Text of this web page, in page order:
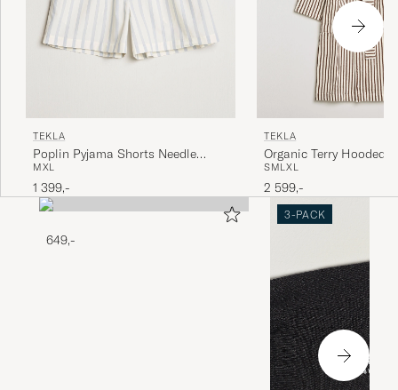
TEKLA
Poplin Pyjama Shorts Needle
Stripes
MXL
1 399,-
TEKLA
Organic Terry Hooded
Kodiak Stripes
SMLXL
2 599,-
649,-
3-PACK